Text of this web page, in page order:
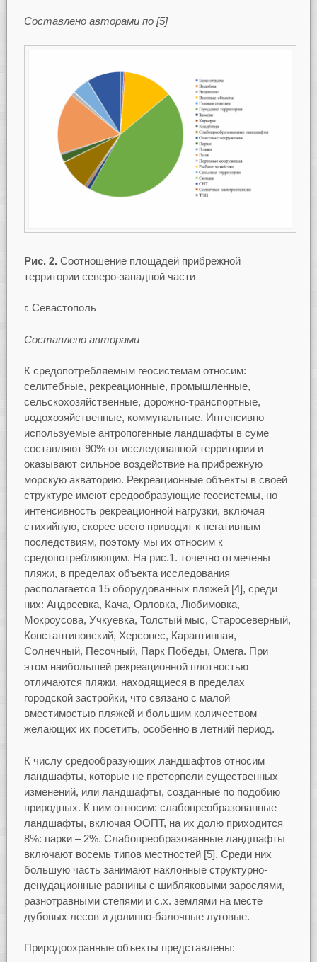
Составлено авторами по [5]
Рис. 2.Соотношение площадей прибрежной
территории северо-западной части
г. Севастополь
Составлено авторами
К средопотребляемым геосистемам относим:
селитебные, рекреационные, промышленные,
сельскохозяйственные, дорожно-транспортные,
водохозяйственные, коммунальные. Интенсивно
используемые антропогенные ландшафты в суме
составляют 90% от исследованной территории и
оказывают сильное воздействие на прибрежную
морскую акваторию. Рекреационные объекты в своей
структуре имеют средообразующие геосистемы, но
интенсивность рекреационной нагрузки, включая
стихийную, скорее всего приводит к негативным
последствиям, поэтому мы их относим к
средопотребляющим. На рис.1. точечно отмечены
пляжи, в пределах объекта исследования
располагается 15 оборудованных пляжей [4], среди
них: Андреевка, Кача, Орловка, Любимовка,
Мокроусова, Учкуевка, Толстый мыс, Старосеверный,
Константиновский, Херсонес, Карантинная,
Солнечный, Песочный, Парк Победы, Омега. При
этом наибольшей рекреационной плотностью
отличаются пляжи, находящиеся в пределах
городской застройки, что связано с малой
вместимостью пляжей и большим количеством
желающих их посетить, особенно в летний период.
К числу средообразующих ландшафтов относим
ландшафты, которые не претерпели существенных
изменений, или ландшафты, созданные по подобию
природных. К ним относим: слабопреобразованные
ландшафты, включая ООПТ, на их долю приходится
8%: парки – 2%. Слабопреобразованные ландшафты
включают восемь типов местностей [5]. Среди них
большую часть занимают наклонные структурно-
денудационные равнины с шибляковыми зарослями,
разнотравными степями и с.х. землями на месте
дубовых лесов и долинно-балочные луговые.
Природоохранные объекты представлены: